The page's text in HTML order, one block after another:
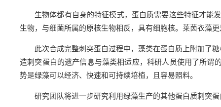
生物体都有自身的特征模式，蛋白质需要这些特征才能
生物，与细菌所属的原核生物相反，具有细胞核。莱茵衣藻
此次合成完整刺突蛋白过程中，藻类在蛋白质上附加了
造刺突蛋白的遗产信息与藻类相适应，科研人员使用了所谓
势是绿藻可以经济、快速和可持续培植，且容易照料。
研究团队将进一步研究利用绿藻生产的其他蛋白质刺突